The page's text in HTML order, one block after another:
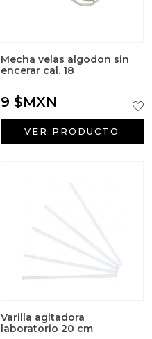
Mecha velas algodon sin
encerar cal. 18
9 $MXN
VER PRODUCTO
Varilla agitadora
laboratorio 20 cm